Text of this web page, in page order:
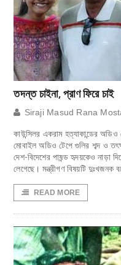
তদন্ত চাইনা, প্রাণ ফিরে চাই
Siraji Masud Rana
কাউন্সিলর একরাম হত্যাকান্ডের
মোবাইল অডিও টেপে গুলির শব্দ ও
দেশ-বিদেশের পাষন্ড হৃদয়কেও নাড়া
লেগেছে। মন্ত্রীগণ বিষয়টি দুঃখজনক
READ MORE